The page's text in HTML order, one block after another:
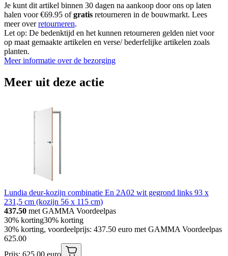
Je kunt dit artikel binnen 30 dagen na aankoop door ons op laten
halen voor €69.95 ofgratis retourneren in de bouwmarkt. Lees
meer overretourneren.
Let op: De bedenktijd en het kunnen retourneren gelden niet voor
op maat gemaakte artikelen en verse/ bederfelijke artikelen zoals
planten.
Meer informatie over de bezorging
Meer uit deze actie
Lundia deur-kozijn combinatie En 2A02 wit gegrond links 93 x
231,5 cm (kozijn 56 x 115 cm)
437.50 met GAMMA Voordeelpas
30% korting30% korting
30% korting, voordeelprijs: 437.50 euro met GAMMA Voordeelpas
625.00
Prijs: 625.00 euro